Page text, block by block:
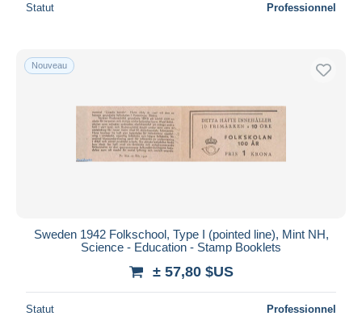
Statut Professionnel
Nouveau
Sweden 1942 Folkschool, Type I (pointed line), Mint NH,
Science - Education - Stamp Booklets
± 57,80 $US
Statut Professionnel